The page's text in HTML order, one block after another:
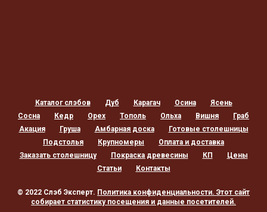
Каталог слэбов Дуб Карагач Осина
Ясень
Сосна
Кедр Орех Тополь Ольха Вишня
Граб
Акация
Груша Амбарная доска
Готовые столешницы
Подстолья
Крупномеры
Оплата и доставка
Заказать столешницу
Покраска древесины КП
Цены
Статьи
Контакты
© 2022 Слэб Эксперт. Политика конфиденциальности. Этот сайт
собирает статистику посещения и данные посетителей.